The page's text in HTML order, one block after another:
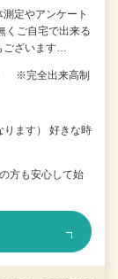
定やアンケート
くご自宅で出来る
ございます…
※完全出来高制
ます） 好きな時
方も安心して始